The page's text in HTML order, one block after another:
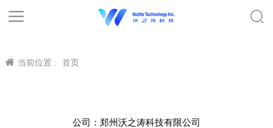
当前位置 : 首页
公司：郑州沃之涛科技有限公司